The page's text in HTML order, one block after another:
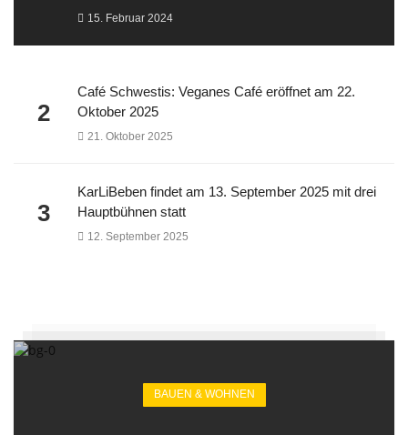
15. Februar 2024
2
Café Schwestis: Veganes Café eröffnet am 22.
Oktober 2025
21. Oktober 2025
3
KarLiBeben findet am 13. September 2025 mit drei
Hauptbühnen statt
12. September 2025
BAUEN & WOHNEN